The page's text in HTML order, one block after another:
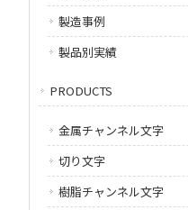
製造事例
製品別実績
PRODUCTS
金属チャンネル文字
切り文字
樹脂チャンネル文字